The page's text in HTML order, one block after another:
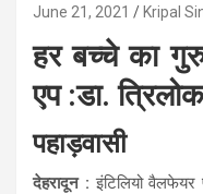
June 21, 2021 Kripal
हर बच्चे का
एप :डा.
पहाड़वासी
देहरादून : इंटिलियो